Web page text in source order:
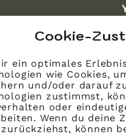
Cookie-
ein optimales
wie Cookies,
und/oder darauf
zustimmst,
oder
Wenn du deine
können